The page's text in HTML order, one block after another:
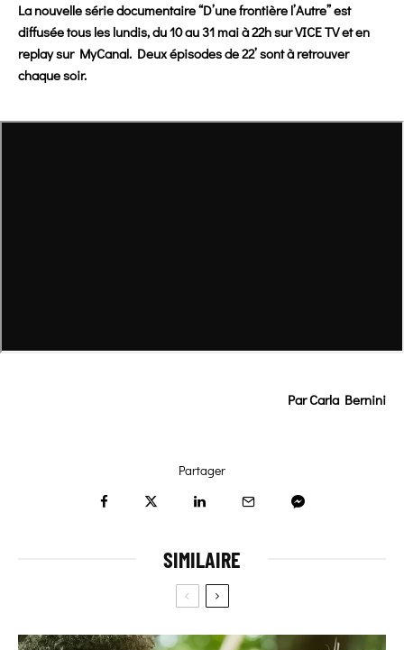
La nouvelle série documentaire “D’une frontière l’Autre” est
diffusée tous les lundis, du 10 au 31 mai à 22h sur VICE TV et en
replay sur MyCanal. Deux épisodes de 22’ sont à retrouver
chaque soir.
Par Carla Bernini
Partager
SIMILAIRE